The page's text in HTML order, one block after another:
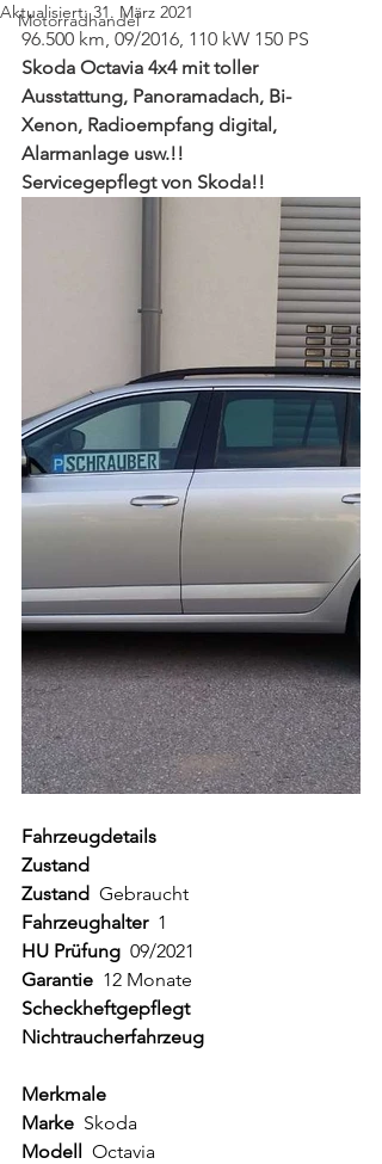
Motorradhandel
Aktualisiert:31. März 2021
96.500 km, 09/2016, 110 kW 150 PS
Skoda Octavia 4x4 mit toller
Ausstattung, Panoramadach, Bi-
Xenon, Radioempfang digital,
Alarmanlage usw.!!
Servicegepflegt von Skoda!!
Fahrzeugdetails
Zustand
Zustand Gebraucht
Fahrzeughalter 1
HU Prüfung
  09/2021
Garantie 12 Monate
Scheckheftgepflegt
Nichtraucherfahrzeug
Merkmale
Marke Skoda
Modell Octavia